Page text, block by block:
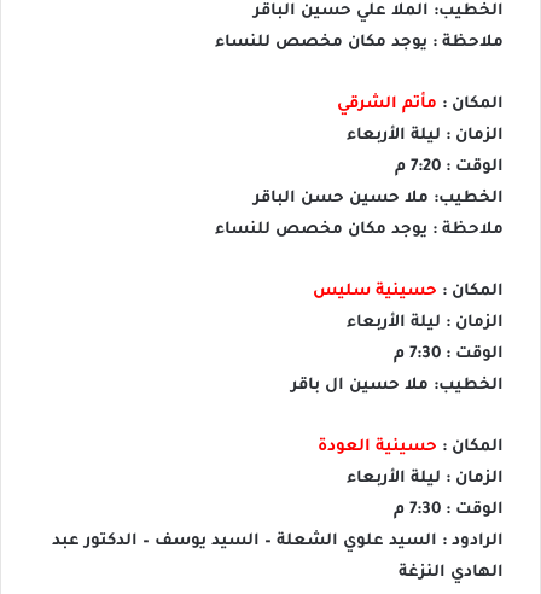
الخطيب: الملا علي حسين الباقر
ملاحظة : يوجد مكان مخصص للنساء
المكان : مأتم الشرقي
الزمان : ليلة الأربعاء
الوقت : 7:20 م
الخطيب: ملا حسين حسن الباقر
ملاحظة : يوجد مكان مخصص للنساء
المكان : حسينية سليس
الزمان : ليلة الأربعاء
الوقت : 7:30 م
الخطيب: ملا حسين ال باقر
المكان : حسينية العودة
الزمان : ليلة الأربعاء
الوقت : 7:30 م
الرادود : السيد علوي الشعلة – السيد يوسف – الدكتور عبد
الهادي النزغة